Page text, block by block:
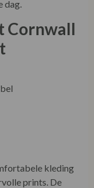
dag.
Cornwall
kleding
prints. De